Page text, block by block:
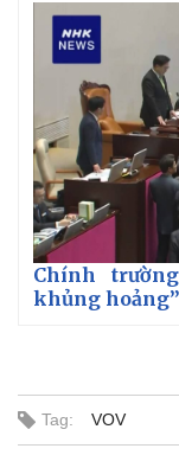
Cuộc sống đó đây
Hồ sơ
Chính
khủng
Tag: VOV